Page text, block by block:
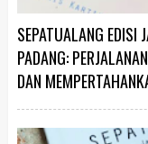
SEPATUALANG EDISI
PADANG:
DAN